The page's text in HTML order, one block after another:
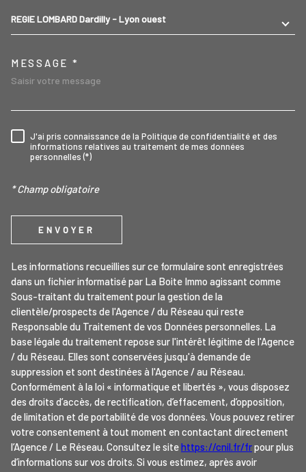
REGIE LOMBARD Dardilly - Lyon ouest
MESSAGE *
RÈGLEMENTATION
J'ai pris connaissance de la Politique de confidentialité et des
informations relatives au traitement de mes données
personnelles (*)
* Champ obligatoire
ENVOYER
Les informations recueillies sur ce formulaire sont enregistrées
dans un fichier informatisé par La Boite Immo agissant comme
Sous-traitant du traitement pour la gestion de la
clientèle/prospects de l'Agence / du Réseau qui reste
Responsable du Traitement de vos Données personnelles. La
base légale du traitement repose sur l'intérêt légitime de l'Agence
/ du Réseau. Elles sont conservées jusqu'à demande de
suppression et sont destinées à l'Agence / au Réseau.
Conformément à la loi « informatique et libertés », vous disposez
des droits d’accès, de rectification, d’effacement, d’opposition,
de limitation et de portabilité de vos données. Vous pouvez retirer
votre consentement à tout moment en contactant directement
l’Agence / Le Réseau. Consultez le sitehttps://cnil.fr/frpour plus
d’informations sur vos droits. Si vous estimez, après avoir